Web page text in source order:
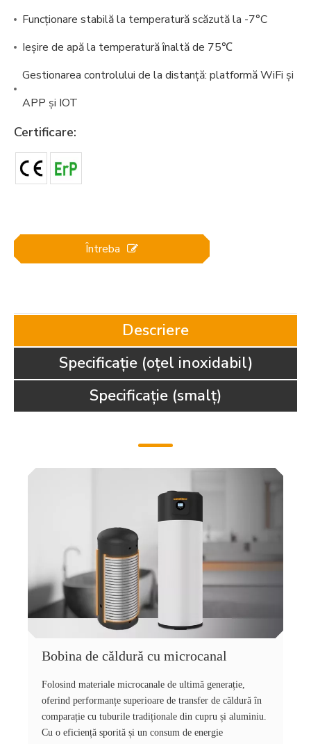
Funcționare stabilă la temperatură scăzută la -7°C
Ieșire de apă la temperatură înaltă de 75℃
Gestionarea controlului de la distanță: platformă WiFi și
APP și IOT
Certificare:
Întreba
Descriere
Specificație (oțel inoxidabil)
Specificație (smalț)
Bobina de căldură cu microcanal
Folosind materiale microcanale de ultimă generație,
oferind performanțe superioare de transfer de căldură în
comparație cu tuburile tradiționale din cupru și aluminiu.
Cu o eficiență sporită și un consum de energie